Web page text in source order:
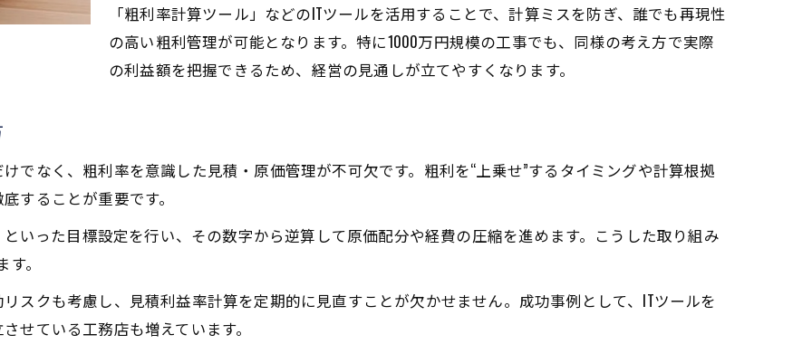
建設業粗利計算で売上アップを実現する方法
損益分岐点を下げる粗利益率の考え方
工務店粗利率で損益分岐点を下げる実践法
原価率見直しが粗利率改善に繋がる理由
工務店粗利分析で経営リスクを低減する方法
粗利率見直しで利益アップを目指す戦略
原価管理徹底が工務店粗利向上のカギとなる
見積利益率計算で粗利アップの課題を発見
「粗利率計算ツール」などのITツールを活用することで、計算ミスを防ぎ、誰でも再現性
の高い粗利管理が可能となります。特に1000万円規模の工事でも、同様の考え方で実際
の利益額を把握できるため、経営の見通しが立てやすくなります。
でなく、粗利率を意識した見積・原価管理が不可欠です。粗利を“上乗せ”するタイミングや計算根拠
することが重要です。
いった目標設定を行い、その数字から逆算して原価配分や経費の圧縮を進めます。こうした取り組み
。
スクも考慮し、見積利益率計算を定期的に見直すことが欠かせません。成功事例として、ITツールを
せている工務店も増えています。